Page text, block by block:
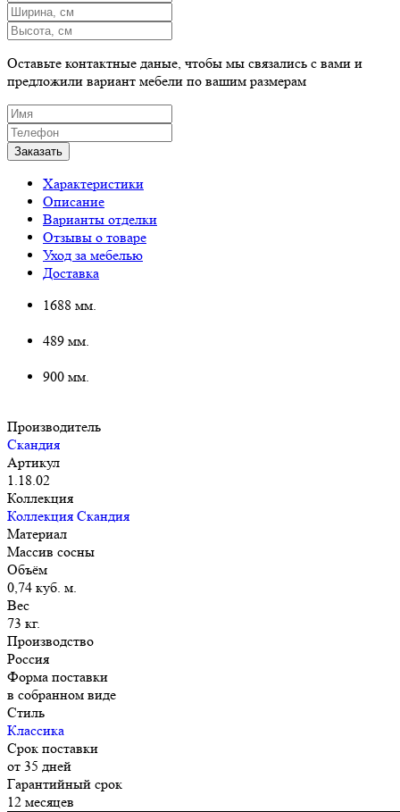
Оставьте контактные даные, чтобы мы связались с вами и
предложили вариант мебели по вашим размерам
Характеристики
Описание
Варианты отделки
Отзывы о товаре
Уход за мебелью
Доставка
1688 мм.
489 мм.
900 мм.
Производитель
Скандия
Артикул
1.18.02
Коллекция
Коллекция Скандия
Материал
Массив сосны
Объём
0,74 куб. м.
Вес
73 кг.
Производство
Россия
Форма поставки
в собранном виде
Стиль
Классика
Срок поставки
от 35 дней
Гарантийный срок
12 месяцев